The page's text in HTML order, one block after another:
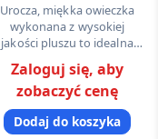
Urocza, miękka owieczka
wykonana z wysokiej
jakości pluszu to idealna
dekoracja wnętrza. Jej
kolorowy szalik dodaje
charakteru, a…
Zaloguj się, aby
zobaczyć cenę
Dodaj do koszyka